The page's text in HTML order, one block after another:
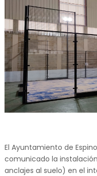
El Ayuntamiento de
comunicado la
anclajes al suelo) en el